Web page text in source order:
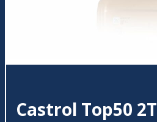
Castrol Top50 2T